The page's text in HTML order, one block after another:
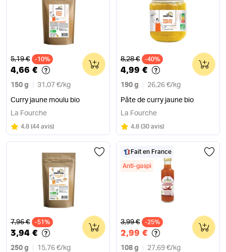
Ancien prix
5,19 € -10%
4,66 €
150 g 31,07 €/ kg
Curry jaune moulu bio
0
La Fourche
Note
4.8 sur 5
(44 avis)
Ancien prix
8,28 € -40%
4,99 €
190 g 26,26 €/ kg
Pâte de curry jaune bio
0
La Fourche
Note
4.8 sur 5
(30 avis)
Ancien prix
7,96 € -51%
3,94 €
250 g 15,76 €/ kg
0
Fait en France
Anti-gaspi
Ancien prix
3,99 € -25%
2,99 €
108 g 27,69 €/ kg
0